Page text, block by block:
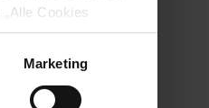
Cookies
Ihrer
1 lit. a DSGVO
etwaig erteilten
Marketing